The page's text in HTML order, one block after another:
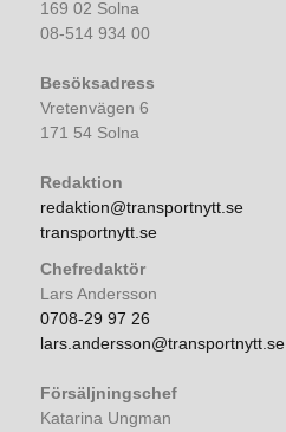
169 02 Solna
08-514 934 00
Besöksadress
Vretenvägen 6
171 54 Solna
Redaktion
redaktion@transportnytt.se
transportnytt.se
Chefredaktör
Lars Andersson
0708-29 97 26
lars.andersson@transportnytt.se
Försäljningschef
Katarina Ungman